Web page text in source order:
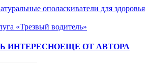
ополаскиватели для здоровья
«Трезвый водитель»
ИНТЕРЕСНОЕЩЕ ОТ АВТОРА